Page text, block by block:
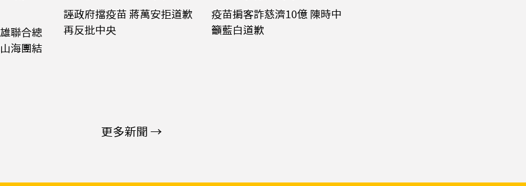
聯合總
海團結
誣政府擋疫苗 蔣萬安拒道歉
再反批中央
疫苗掮客詐慈濟10億 陳時中
籲藍白道歉
更多新聞 →